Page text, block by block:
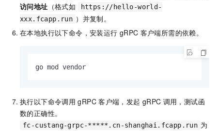
访问地址 （格式如
https://hello-world-
xxx.fcapp.run ）并复制。
在本地执行以下命令，安装运行 gRPC 客户端所需的依赖。
go mod vendor
执行以下命令调用 gRPC 客户端，发起 gRPC 调用，测试函
数的正确性。
fc-custang-grpc-*****.cn-shanghai.fcapp.run 为